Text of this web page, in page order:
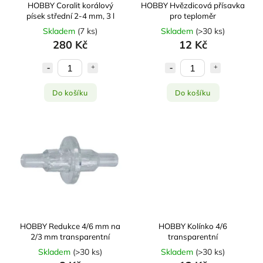
HOBBY Coralit korálový
písek střední 2-4 mm, 3 l
Skladem (7 ks)
280 Kč
Do košíku
HOBBY Hvězdicová přísavka
pro teploměr
Skladem (>30 ks)
12 Kč
Do košíku
HOBBY Redukce 4/6 mm na
2/3 mm transparentní
Skladem (>30 ks)
HOBBY Kolínko 4/6
transparentní
Skladem (>30 ks)